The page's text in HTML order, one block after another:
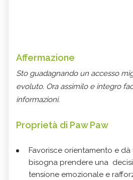
Affermazione
Sto guadagnando un accesso
evoluto. Ora assimilo e integro
informazioni.
Proprietà di Paw Paw
Favorisce orientamento e
bisogna prendere una
tensione emozionale e